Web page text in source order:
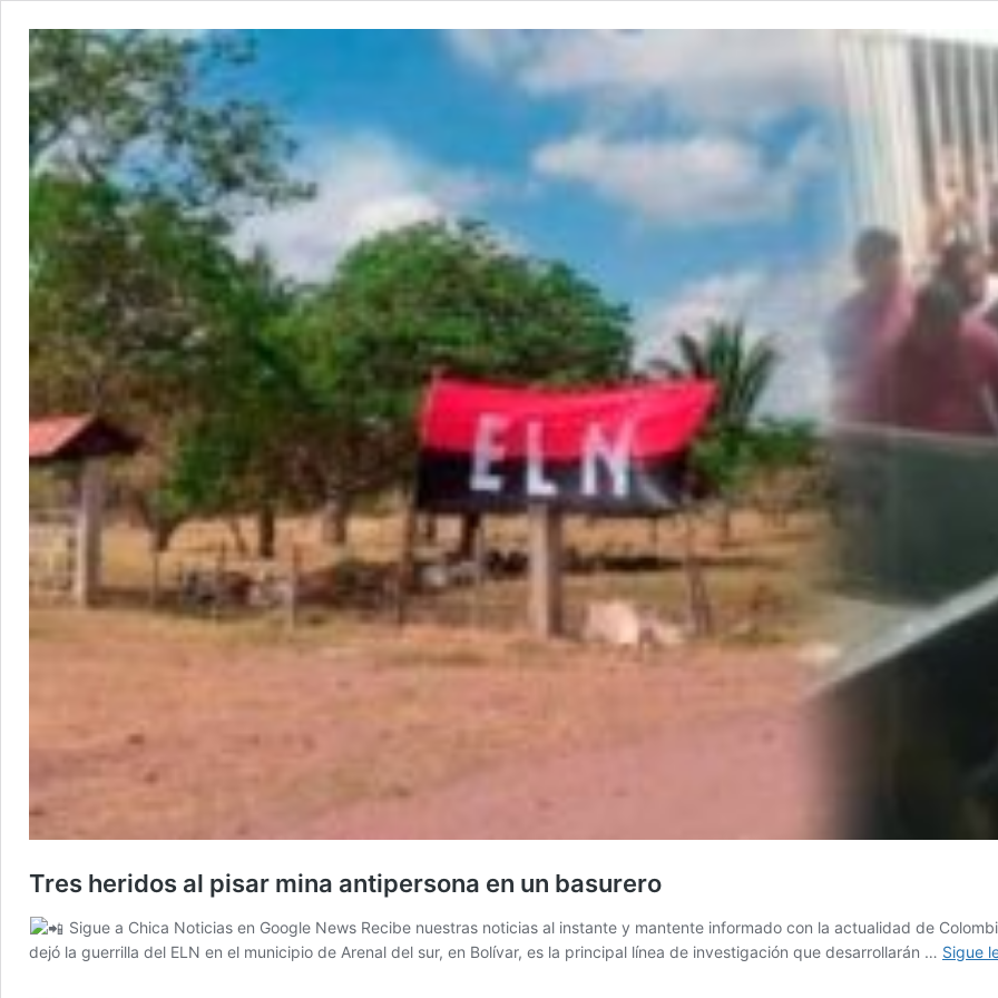
Tres heridos al pisar mina antipersona en un basurero
Sigue a Chica Noticias en Google News Recibe nuestras noticias al instante y mantente informado con la actualidad de
dejó la guerrilla del ELN en el municipio de Arenal del sur, en Bolívar, es la principal línea de investigación que desarrollarán … Sigue